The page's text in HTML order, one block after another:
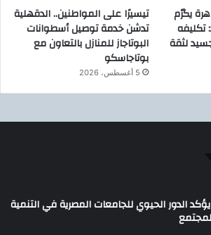
يكرّم
تكليفه
لثقة
تيسيرًا على المواطنين.. الدقهلية
تدشن خدمة توصيل أسطوانات
البوتاجاز للمنازل بالتعاون مع
بوتاجاسكو
5 أغسطس، 2026
يؤكد الدور الحيوي للجامعات المصرية في التنمية